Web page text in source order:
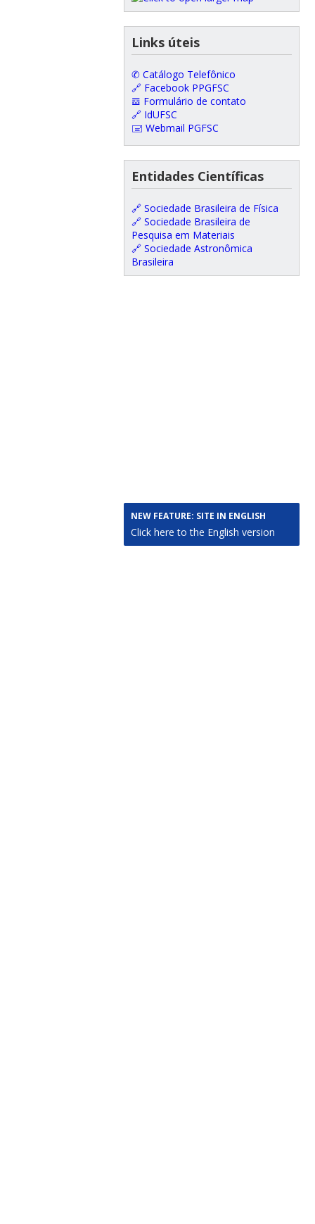
NEW FEATURE: SITE IN ENGLISH
Click here to the English version
Links úteis
✆ Catálogo Telefônico
🔗 Facebook PPGFSC
𝌕 Formulário de contato
🔗 IdUFSC
🖃 Webmail PGFSC
Entidades Científicas
🔗 Sociedade Brasileira de Física
🔗 Sociedade Brasileira de
Pesquisa em Materiais
🔗 Sociedade Astronômica
Brasileira